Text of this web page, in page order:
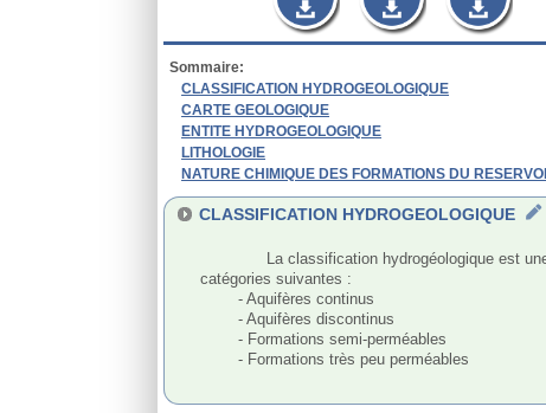
Sommaire:
CLASSIFICATION HYDROGEOLOGIQUE
CARTE GEOLOGIQUE
ENTITE HYDROGEOLOGIQUE
LITHOLOGIE
NATURE CHIMIQUE DES FORMATIONS DU
CLASSIFICATION HYDROGEOLOGIQUE
catégories suivantes :
	- Aquifères continus
	- Aquifères discontinus
	- Formations semi-perméables
	- Formations très peu perméables